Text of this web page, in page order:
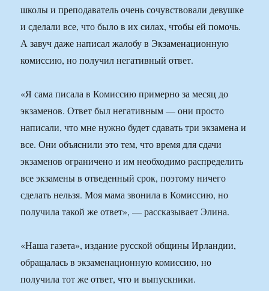
школы и преподаватель очень сочувствовали девушке
и сделали все, что было в их силах, чтобы ей помочь.
А завуч даже написал жалобу в Экзаменационную
комиссию, но получил негативный ответ.
«Я сама писала в Комиссию примерно за месяц до
экзаменов. Ответ был негативным — они просто
написали, что мне нужно будет сдавать три экзамена и
все. Они объяснили это тем, что время для сдачи
экзаменов ограничено и им необходимо распределить
все экзамены в отведенный срок, поэтому ничего
сделать нельзя. Моя мама звонила в Комиссию, но
получила такой же ответ», — рассказывает Элина.
«Наша газета», издание русской общины Ирландии,
обращалась в экзаменационную комиссию, но
получила тот же ответ, что и выпускники.